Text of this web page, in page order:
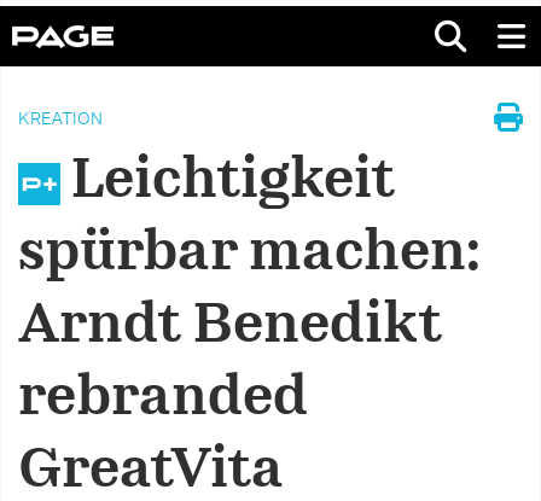
KREATION
Leichtigkeit
spürbar machen:
Arndt Benedikt
rebranded
GreatVita